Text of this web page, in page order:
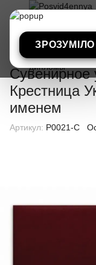
ЗРОЗУМІЛО
Все бумажные
Сувенирное
Крестница
именем
Артикул: P0021-C